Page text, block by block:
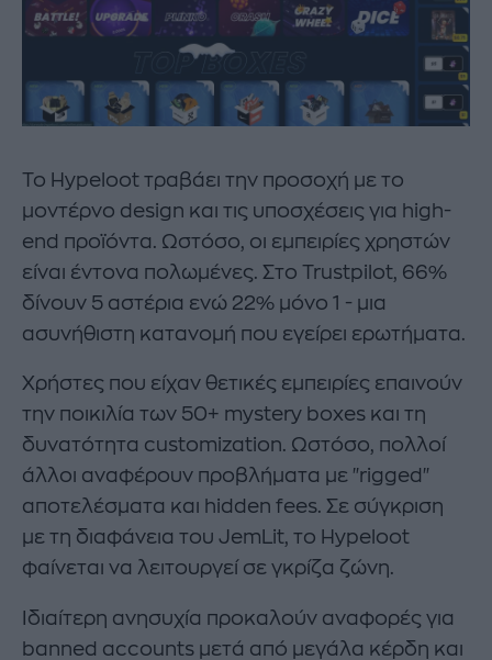
Το Hypeloot τραβάει την προσοχή με το
μοντέρνο design και τις υποσχέσεις για high-
end προϊόντα. Ωστόσο, οι εμπειρίες χρηστών
είναι έντονα πολωμένες. Στο Trustpilot, 66%
δίνουν 5 αστέρια ενώ 22% μόνο 1 - μια
ασυνήθιστη κατανομή που εγείρει ερωτήματα.
Χρήστες που είχαν θετικές εμπειρίες επαινούν
την ποικιλία των 50+ mystery boxes και τη
δυνατότητα customization. Ωστόσο, πολλοί
άλλοι αναφέρουν προβλήματα με "rigged"
αποτελέσματα και hidden fees. Σε σύγκριση
με τη διαφάνεια του JemLit, το Hypeloot
φαίνεται να λειτουργεί σε γκρίζα ζώνη.
Ιδιαίτερη ανησυχία προκαλούν αναφορές για
banned accounts μετά από μεγάλα κέρδη και